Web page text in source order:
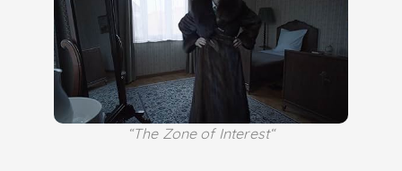
“The Zone of Interest“